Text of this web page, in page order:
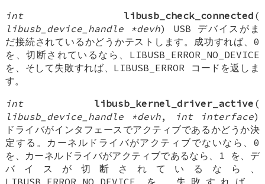
int
libusb_check_connected (
libusb_device_handle *devh) USB デバイスがま
だ接続されているかどうかテストします。成功すれば、0
を、切断されているなら、LIBUSB_ERROR_NO_DEVICE
を、そして失敗すれば、LIBUSB_ERROR コードを返しま
す。
int
libusb_kernel_driver_active (
libusb_device_handle *devh, int interface)
ドライバがインタフェースでアクティブであるかどうか決
定する。カーネルドライバがアクティブでないなら、0
を、カーネルドライバがアクティブであるなら、1 を、デ
バイスが切断されているなら、